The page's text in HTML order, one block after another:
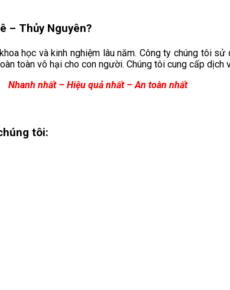
– Thủy Nguyên?
học và kinh nghiệm lâu năm. Công ty chúng tôi sử
toàn vô hại cho con người. Chúng tôi cung cấp
Nhanh nhất – Hiệu quả nhất – An toàn nhất
tôi: